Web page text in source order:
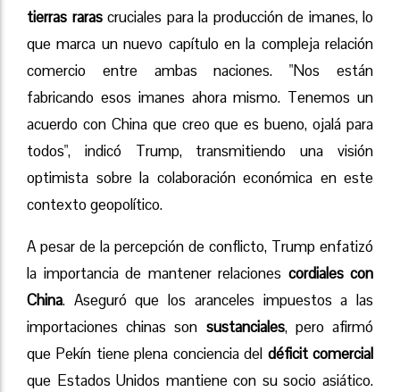
tierras rarascruciales para la producción de imanes, lo
que marca un nuevo capítulo en la compleja relación
comercio entre ambas naciones. "Nos están
fabricando esos imanes ahora mismo. Tenemos un
acuerdo con China que creo que es bueno, ojalá para
todos", indicó Trump, transmitiendo una visión
optimista sobre la colaboración económica en este
contexto geopolítico.
A pesar de la percepción de conflicto, Trump enfatizó
la importancia de mantener relaciones cordiales con
China. Aseguró que los aranceles impuestos a las
importaciones chinas son sustanciales, pero afirmó
que Pekín tiene plena conciencia del déficit comercial
que Estados Unidos mantiene con su socio asiático.